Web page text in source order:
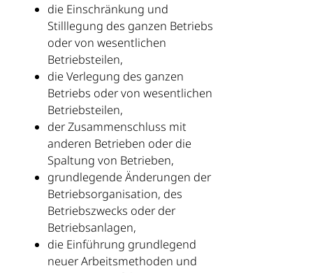
die Einschränkung und
Stilllegung des ganzen Betriebs
oder von wesentlichen
Betriebsteilen,
die Verlegung des ganzen
Betriebs oder von wesentlichen
Betriebsteilen,
der Zusammenschluss mit
anderen Betrieben oder die
Spaltung von Betrieben,
grundlegende Änderungen der
Betriebsorganisation, des
Betriebszwecks oder der
Betriebsanlagen,
die Einführung grundlegend
neuer Arbeitsmethoden und